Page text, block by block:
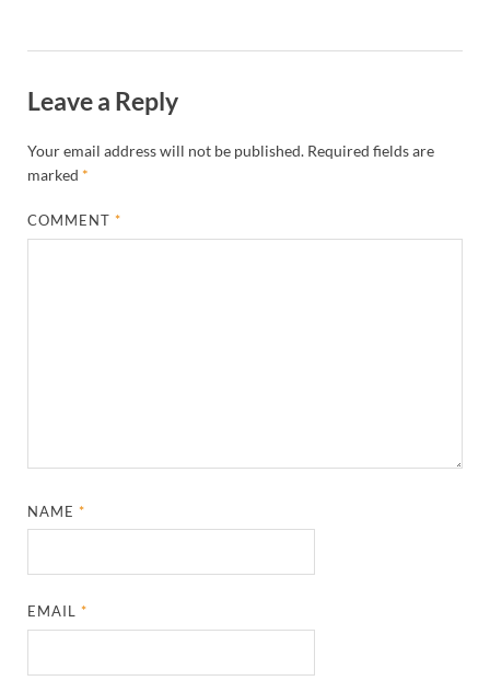
Leave a Reply
Your email address will not be published. Required fields are
marked *
COMMENT*
NAME*
EMAIL*